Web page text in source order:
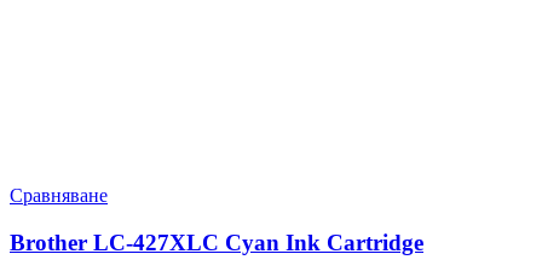
Сравняване
Brother LC-427XLC Cyan Ink Cartridge